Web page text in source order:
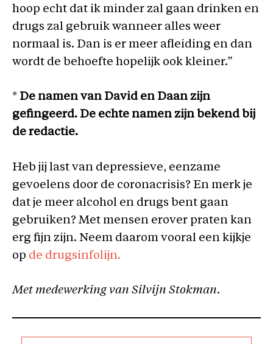
hoop echt dat ik minder zal gaan drinken en
drugs zal gebruik wanneer alles weer
normaal is. Dan is er meer afleiding en dan
wordt de behoefte hopelijk ook kleiner.”
* De namen van David en Daan zijn
gefingeerd. De echte namen zijn bekend bij
de redactie.
Heb jij last van depressieve, eenzame
gevoelens door de coronacrisis? En merk je
dat je meer alcohol en drugs bent gaan
gebruiken? Met mensen erover praten kan
erg fijn zijn. Neem daarom vooral een kijkje
op de drugsinfolijn.
Met medewerking van Silvijn Stokman.